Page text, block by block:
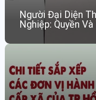
Người Đại Diện
Nghiệp: Quyền